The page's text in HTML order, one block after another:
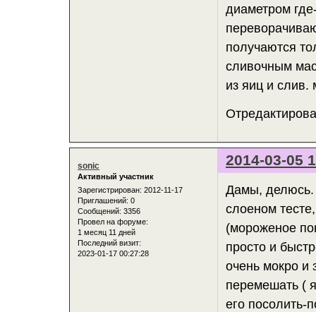
диаметром
получаются
сливочным
из яиц и слив.
2014-03-05
sonic
Активный участник
Зарегистрирован: 2012-11-17
Приглашений: 0
Сообщений: 3356
Провел на форуме:
1 месяц 11 дней
Последний визит:
2023-01-17 00:27:28
Дамы, делюсь.
слоеном
(мороженое
просто и
очень мокро и
перемешать (
его посолить-